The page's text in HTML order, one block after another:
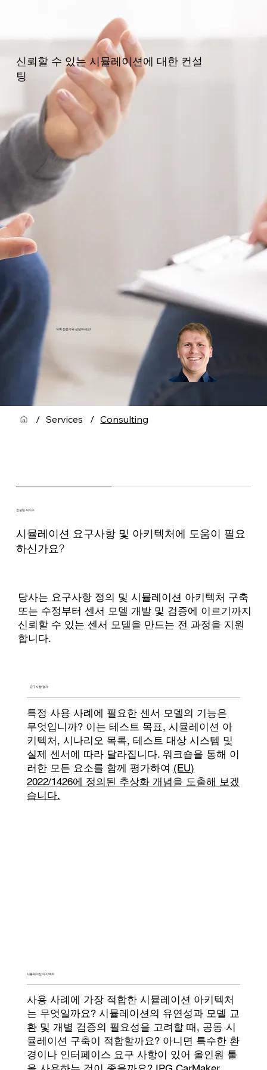
신뢰할 수 있는 시뮬레이션에 대한 컨설
팅
저희 전문가와 상담하세요!
/ Services / Consulting
요구사항 평가
특정 사용 사례에 필요한 센서 모델의 기능은
무엇입니까? 이는 테스트 목표, 시뮬레이션 아
키텍처, 시나리오 목록, 테스트 대상 시스템 및
실제 센서에 따라 달라집니다. 워크숍을 통해 이
러한 모든 요소를 함께 평가하여 (EU)
2022/1426에 정의된 추상화 개념을 도출해 보겠
습니다.
시뮬레이션 아키텍처
사용 사례에 가장 적합한 시뮬레이션 아키텍처
는 무엇일까요? 시뮬레이션의 유연성과 모델 교
환 및 개별 검증의 필요성을 고려할 때, 공동 시
뮬레이션 구축이 적합할까요? 아니면 특수한 환
경이나 인터페이스 요구 사항이 있어 올인원 툴
컨설팅 서비스
시뮬레이션 요구사항 및 아키텍처에 도움이 필요
하신가요?
당사는 요구사항 정의 및 시뮬레이션 아키텍처 구축
또는 수정부터 센서 모델 개발 및 검증에 이르기까지
신뢰할 수 있는 센서 모델을 만드는 전 과정을 지원
합니다.